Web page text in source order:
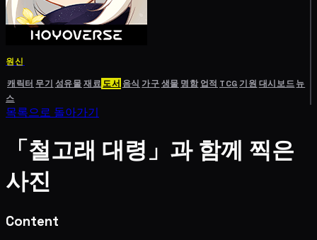
원신
캐릭터 무기 성유물재료도서 음식 가구생물 명함 업적 TCG기원 대시보드뉴
스
목록으로 돌아가기
「철고래 대령」과 함께 찍은
사진
Content